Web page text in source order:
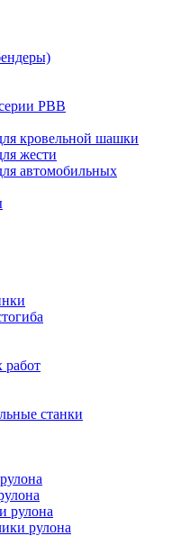
PBB
кровельной шашки
жести
автомобильных
работ
станки
рулона
рулона